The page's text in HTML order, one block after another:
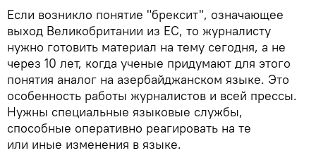
Если возникло понятие "брексит", означающее
выход Великобритании из ЕС, то журналисту
нужно готовить материал на тему сегодня, а не
через 10 лет, когда ученые придумают для этого
понятия аналог на азербайджанском языке. Это
особенность работы журналистов и всей прессы.
Нужны специальные языковые службы,
способные оперативно реагировать на те
или иные изменения в языке.